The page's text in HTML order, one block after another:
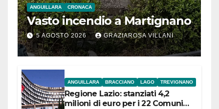
ANGUILLARA CRONACA
Vasto incendio a Martignano
5 AGOSTO 2026 GRAZIAROSA VILLANI
ANGUILLARA BRACCIANO LAGO TREVIGNANO
Regione Lazio: stanziati 4,2
milioni di euro per i 22 Comuni